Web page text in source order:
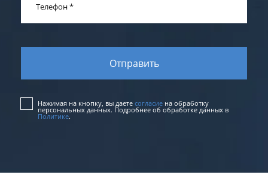
Телефон*
Нажимая на кнопку, вы даете согласие на обработку
персональных данных. Подробнее об обработке данных в
Политике.